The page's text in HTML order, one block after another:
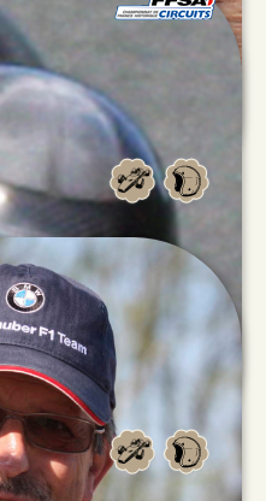
LOMBARDI